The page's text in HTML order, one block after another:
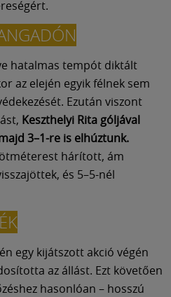
hatalmas tempót diktált
az elején egyik félnek sem
Ezután viszont
Keszthelyi Rita góljával
3–1-re is elhúztunk.
hárított, ám
és 5–5-nél
egy kijátszott akció végén
az állást. Ezt követően
hasonlóan – hosszú